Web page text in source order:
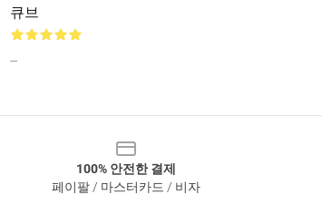
큐브
--
100% 안전한 결제
페이팔 / 마스터카드 / 비자